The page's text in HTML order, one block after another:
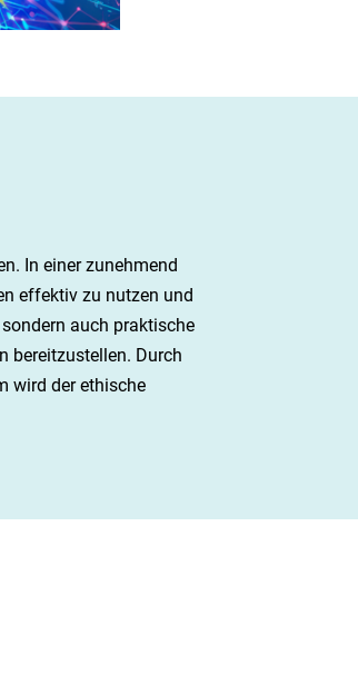
In einer zunehmend
effektiv zu nutzen und
auch praktische
bereitzustellen. Durch
wird der ethische